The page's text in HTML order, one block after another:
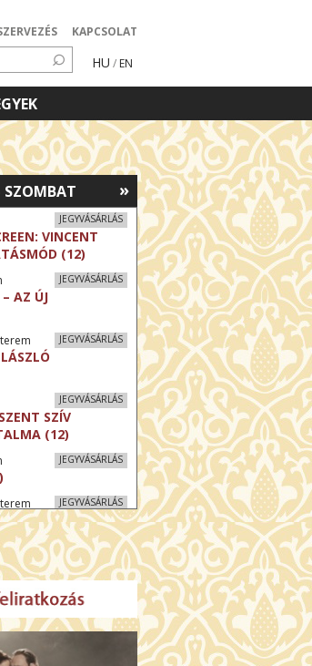
KAPCSOLAT
HU / EN
»
SZOMBAT
JEGYVÁSÁRLÁS
VINCENT
(12)
JEGYVÁSÁRLÁS
AZ ÚJ
JEGYVÁSÁRLÁS
JEGYVÁSÁRLÁS
SZÍV
(12)
JEGYVÁSÁRLÁS
JEGYVÁSÁRLÁS
JEGYVÁSÁRLÁS
(12)
JEGYVÁSÁRLÁS
HARCA (12)